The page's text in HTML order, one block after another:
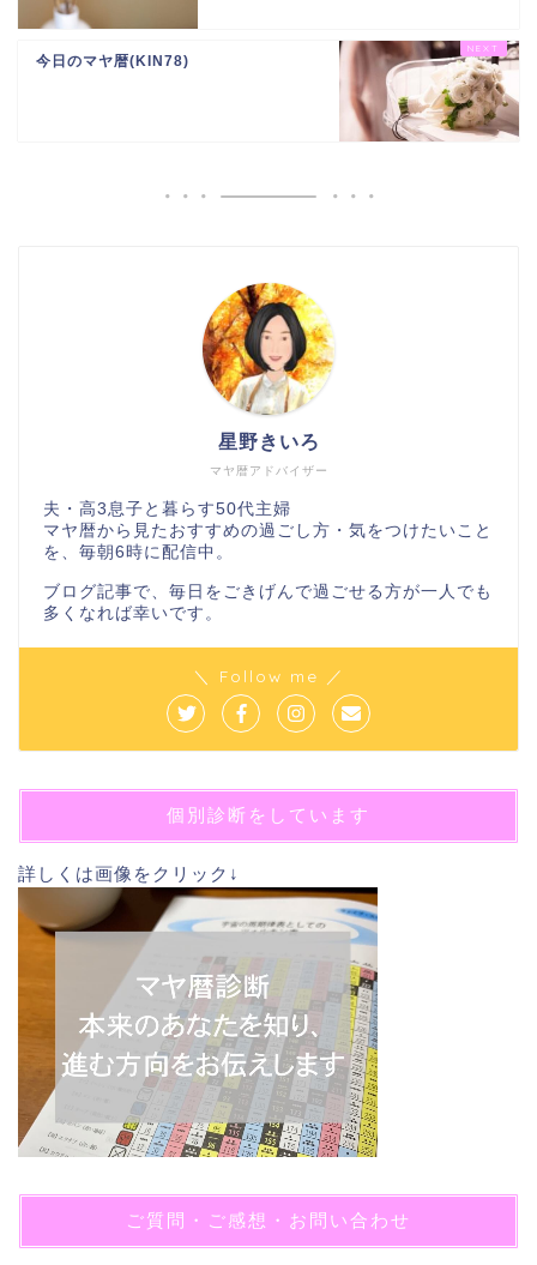
今日のマヤ暦(KIN78)
マヤ暦アドバイザー
星野きいろ
夫・高3息子と暮らす50代主婦
マヤ暦から見たおすすめの過ごし方・気をつけたいこと
を、毎朝6時に配信中。
ブログ記事で、毎日をごきげんで過ごせる方が一人でも
多くなれば幸いです。
＼ Follow me ／
個別診断をしています
詳しくは画像をクリック↓
ご質問・ご感想・お問い合わせ